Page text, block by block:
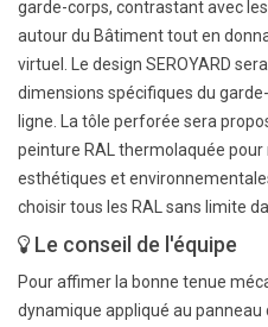
garde-corps, contrastant avec
autour du Bâtiment tout en
virtuel. Le design SEROYARD
dimensions spécifiques du
ligne. La tôle perforée sera
peinture RAL thermolaquée
esthétiques et
choisir tous les RAL sans limite
Le conseil de l'équipe
Pour affimer la bonne tenue
dynamique appliqué au